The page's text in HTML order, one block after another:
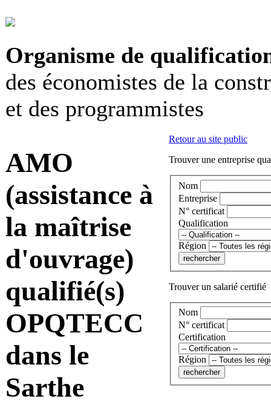
Organisme de
des économistes de la
et des programmistes
AMO
(assistance à
la maîtrise
d'ouvrage)
qualifié(s)
OPQTECC
dans le
Sarthe
Retour au site public
Trouver une entreprise
Nom
Entreprise
N° certificat
Qualification
Région
Trouver un salarié certifié
Nom
N° certificat
Certification
Région